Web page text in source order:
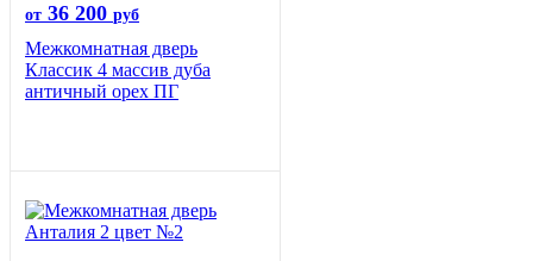
от 36 200 руб
Межкомнатная дверь
Классик 4 массив дуба
античный орех ПГ